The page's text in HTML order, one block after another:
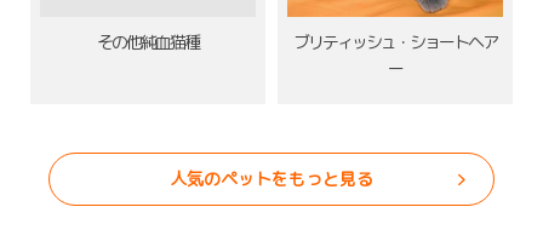
その他純血猫種
ブリティッシュ・ショートヘア
ー
人気のペットをもっと見る